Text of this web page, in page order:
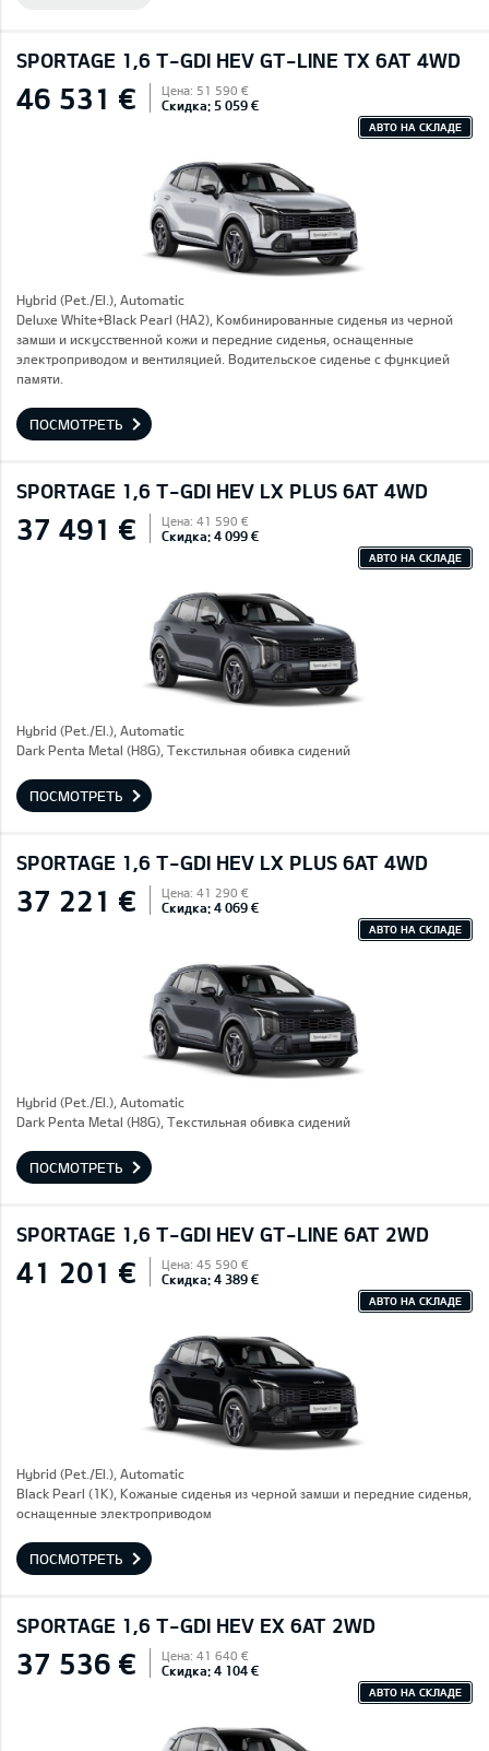
SPORTAGE 1,6 T-GDI HEV GT-LINE TX 6AT 4WD
46 531 € Цена: 51 590 €
Скидка: 5 059 €
АВТО НА СКЛАДЕ
Hybrid (Pet./El.), Automatic
Deluxe White+Black Pearl (HA2), Комбинированные сиденья из черной
замши и искусственной кожи и передние сиденья, оснащенные
электроприводом и вентиляцией. Водительское сиденье с функцией
памяти.
ПОСМОТРЕТЬ
SPORTAGE 1,6 T-GDI HEV LX PLUS 6AT 4WD
37 491 € Цена: 41 590 €
Скидка: 4 099 €
АВТО НА СКЛАДЕ
Hybrid (Pet./El.), Automatic
Dark Penta Metal (H8G), Текстильная обивка сидений
ПОСМОТРЕТЬ
SPORTAGE 1,6 T-GDI HEV LX PLUS 6AT 4WD
37 221 € Цена: 41 290 €
Скидка: 4 069 €
АВТО НА СКЛАДЕ
Hybrid (Pet./El.), Automatic
Dark Penta Metal (H8G), Текстильная обивка сидений
ПОСМОТРЕТЬ
SPORTAGE 1,6 T-GDI HEV GT-LINE 6AT 2WD
41 201 € Цена: 45 590 €
Скидка: 4 389 €
АВТО НА СКЛАДЕ
Hybrid (Pet./El.), Automatic
Black Pearl (1K), Кожаные сиденья из черной замши и передние сиденья,
оснащенные электроприводом
ПОСМОТРЕТЬ
SPORTAGE 1,6 T-GDI HEV EX 6AT 2WD
37 536 € Цена: 41 640 €
Скидка: 4 104 €
АВТО НА СКЛАДЕ